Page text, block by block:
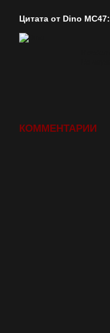
Цитата от Dino MC47:
КОММЕНТАРИИ